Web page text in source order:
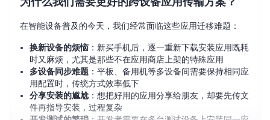
在智能设备普及的今天，我们经常面临这些应用迁移难题：
换新设备的烦恼 ：新买手机后，逐一重新下载安装应用既耗
时又麻烦，尤其是那些不在应用商店上架的特殊应用
多设备同步难题 ：平板、备用机等多设备间需要保持相同应
用配置时，传统方式效率低下
分享安装的尴尬 ：想把好用的应用分享给朋友，却要先传文
件再指导安装，过程复杂